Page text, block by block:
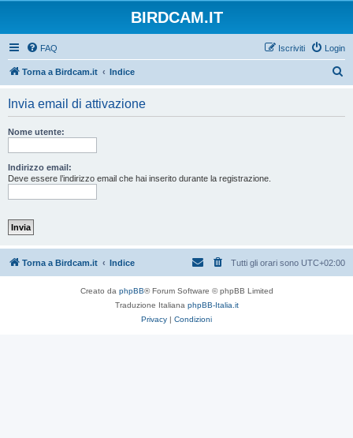
BIRDCAM.IT
FAQ Login
Iscriviti
Torna a Birdcam.it Indice
Invia email di attivazione
Nome utente:
Indirizzo email:
Deve essere l’indirizzo email che hai inserito durante la registrazione.
Torna a Birdcam.it Indice Tutti gli orari sono UTC+02:00
Creato da phpBB® Forum Software © phpBB Limited
Traduzione Italiana phpBB-Italia.it
Privacy | Condizioni